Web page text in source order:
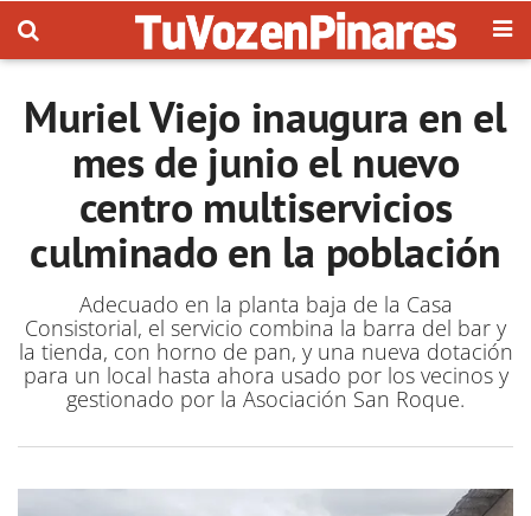
Muriel Viejo inaugura en el
mes de junio el nuevo
centro multiservicios
culminado en la población
Adecuado en la planta baja de la Casa
Consistorial, el servicio combina la barra del bar y
la tienda, con horno de pan, y una nueva dotación
para un local hasta ahora usado por los vecinos y
gestionado por la Asociación San Roque.